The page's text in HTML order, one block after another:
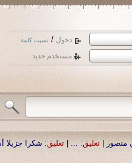
دخول / نسيت كلمة
مستخدم جديد
شكرا جزيلا أستاذ حمد الحمد .أكرمكم